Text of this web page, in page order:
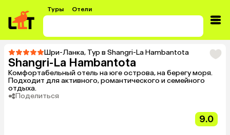
Туры Отели
Шри-Ланка, Тур в Shangri-La Hambantota
Shangri-La Hambantota
Комфортабельный отель на юге острова, на берегу моря.
Подходит для активного, романтического и семейного
отдыха.
Поделиться
9.0